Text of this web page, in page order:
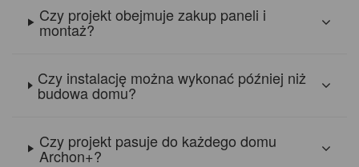
Czy projekt obejmuje zakup paneli i
montaż?
Czy instalację można wykonać później niż
budowa domu?
Czy projekt pasuje do każdego domu
Archon+?